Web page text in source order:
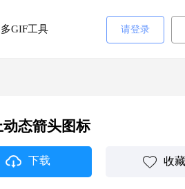
GIF工具 请登录
动态箭头图标
下载 收藏